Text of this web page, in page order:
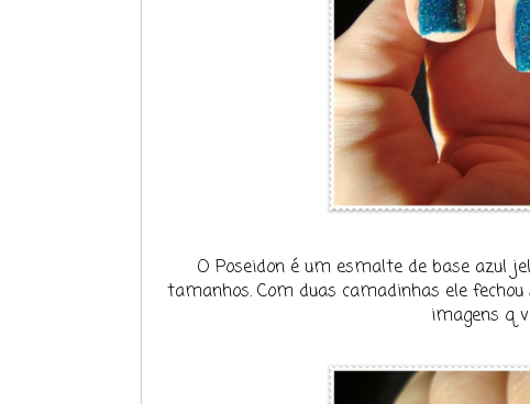
O Poseidon é um esmalte de base azul
tamanhos. Com duas camadinhas ele
imagens q